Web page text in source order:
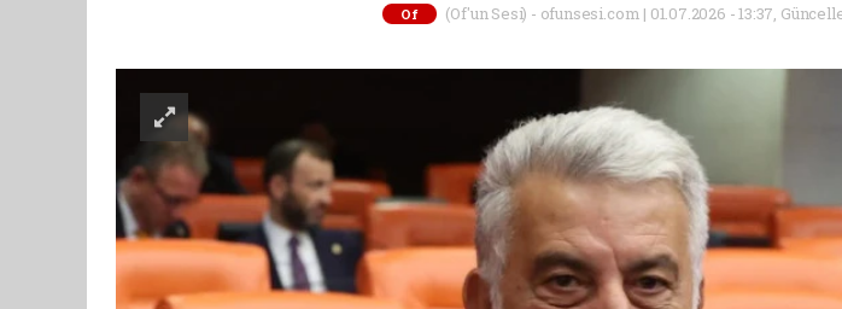
Of (Of'un Sesi) - ofunsesi.com | 01.07.2026 - 13:37,